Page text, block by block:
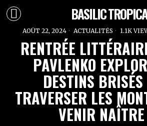
BASILIC
AOÛT 22, 2024 ACTUALITÉS 1.1K
​​RENTRÉE
PAVLENKO
DESTINS
TRAVERSER LES
VENIR